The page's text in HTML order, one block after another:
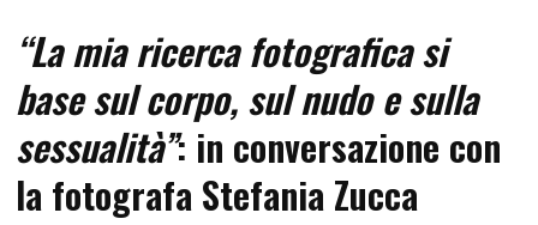
“La mia ricerca fotografica si
base sul corpo, sul nudo e sulla
sessualità”: in conversazione con
la fotografa Stefania Zucca